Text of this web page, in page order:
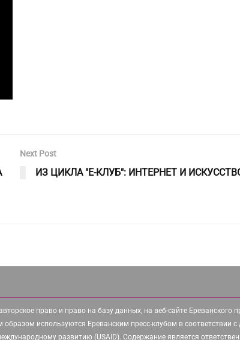
Next Post
ИЗ ЦИКЛА "Е-КЛУБ": ИНТЕРНЕТ И
право и право на базу данных, на веб-сайте Ереванского
используются Ереванским пресс-клубом в соответствии
развитию (USAID). Содержание является